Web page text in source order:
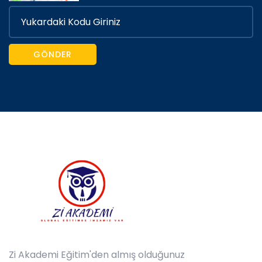
GÖNDER
Zi Akademi Eğitim'den almış olduğunuz